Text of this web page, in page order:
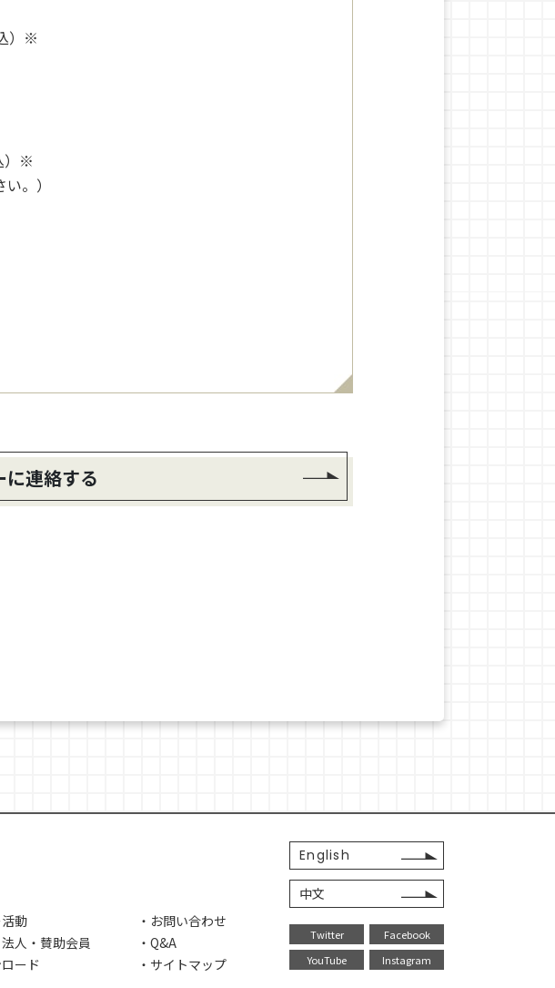
）※
）※
。）
に連絡する
動
・お問い合わせ
人・賛助会員
・Q&A
ード ・サイトマップ
English
中文
Twitter
Facebook
YouTube
Instagram